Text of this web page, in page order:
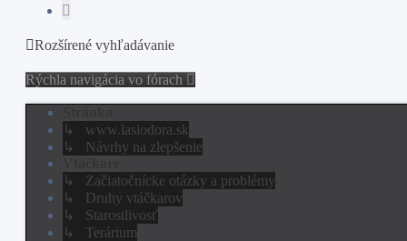
Rozšírené vyhľadávanie
Rýchla navigácia vo fórach
↳ www.lasiodora.sk
↳ Návrhy na zlepšenie
↳ Začiatočnícke otázky a problémy
↳ Druhy vtáčkarov
↳ Starostlivosť
↳ Terárium